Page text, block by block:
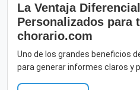
La Ventaja
Personalizados para
chorario.com
Uno de los grandes beneficios
para generar informes claros y